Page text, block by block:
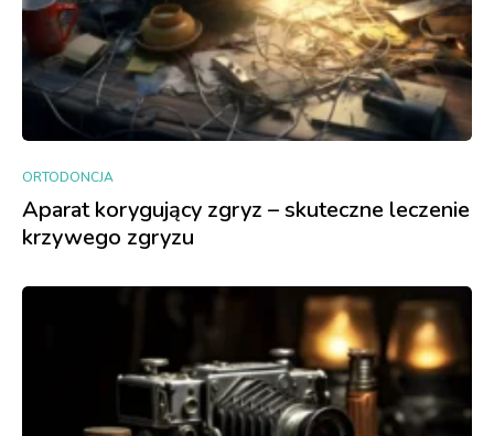
ORTODONCJA
Aparat korygujący zgryz – skuteczne leczenie
krzywego zgryzu